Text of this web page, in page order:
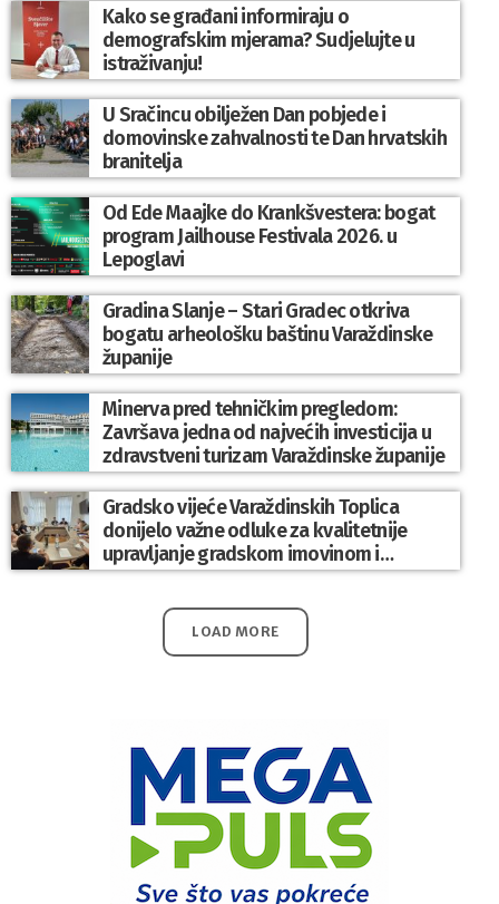
Kako se građani informiraju o
demografskim mjerama? Sudjelujte u
istraživanju!
U Sračincu obilježen Dan pobjede i
domovinske zahvalnosti te Dan hrvatskih
branitelja
Od Ede Maajke do Krankšvestera: bogat
program Jailhouse Festivala 2026. u
Lepoglavi
Gradina Slanje – Stari Gradec otkriva
bogatu arheološku baštinu Varaždinske
županije
Minerva pred tehničkim pregledom:
Završava jedna od najvećih investicija u
zdravstveni turizam Varaždinske županije
Gradsko vijeće Varaždinskih Toplica
donijelo važne odluke za kvalitetnije
upravljanje gradskom imovinom i
komunalnim sustavom
LOAD MORE